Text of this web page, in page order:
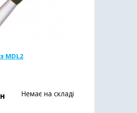
MDL2
Немає на складі